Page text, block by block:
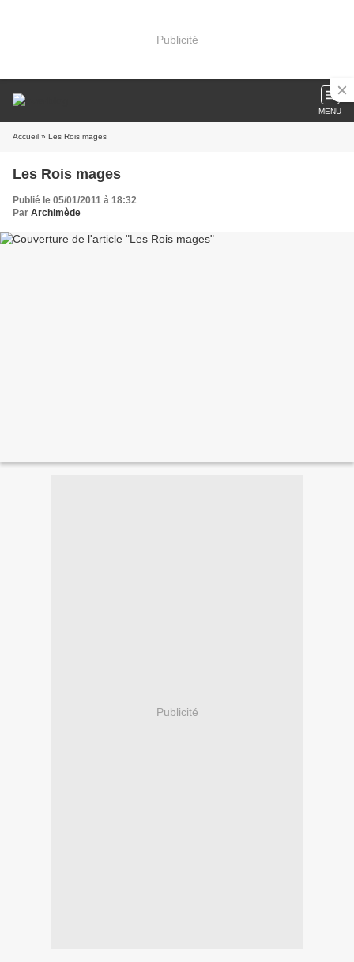
Publicité
MENU
Accueil » Les Rois mages
Les Rois mages
Publié le 05/01/2011 à 18:32
Par Archimède
Publicité